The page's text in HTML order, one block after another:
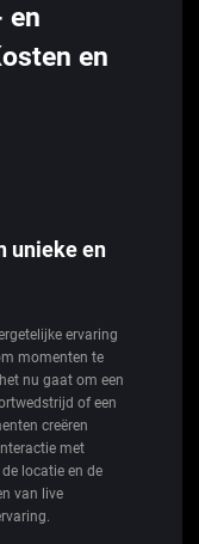
en
en
unieke en
ervaring
momenten te
nu gaat om een
of een
creëren
met
locatie en de
van live